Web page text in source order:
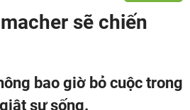
sẽ chiến
bao giờ bỏ cuộc trong
sự sống.